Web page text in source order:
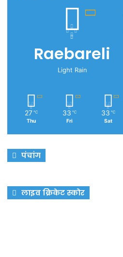
Raebareli
Light Rain
27 ℃
Thu
33 ℃
Fri
33 ℃
Sat
पंचांग
लाइव क्रिकेट स्कोर